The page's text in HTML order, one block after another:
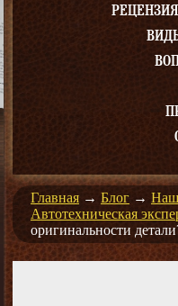
Главная → Блог →
Автотехническая
оригинальности